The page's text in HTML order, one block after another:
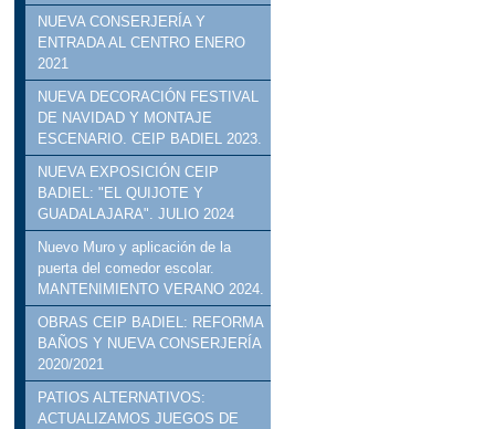
NUEVA CONSERJERÍA Y
ENTRADA AL CENTRO ENERO
2021
NUEVA DECORACIÓN FESTIVAL
DE NAVIDAD Y MONTAJE
ESCENARIO. CEIP BADIEL 2023.
NUEVA EXPOSICIÓN CEIP
BADIEL: "EL QUIJOTE Y
GUADALAJARA". JULIO 2024
Nuevo Muro y aplicación de la
puerta del comedor escolar.
MANTENIMIENTO VERANO 2024.
OBRAS CEIP BADIEL: REFORMA
BAÑOS Y NUEVA CONSERJERÍA
2020/2021
PATIOS ALTERNATIVOS:
ACTUALIZAMOS JUEGOS DE